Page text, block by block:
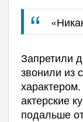
Запретили
звонили из
актерские
подальше